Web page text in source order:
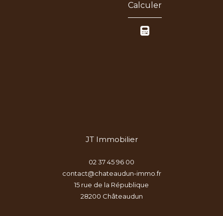
Calculer
JT Immobilier
02 37 45 96 00
contact@chateaudun-immo.fr
15 rue de la République
28200
châteaudun